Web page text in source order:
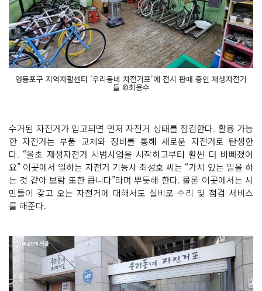
영등포구 지역자활센터 '우리동네 자전거포'에 전시 판매 중인 재생자전거
들 ©최용수
수거된 자전거가 입고되면 먼저 자전거 상태를 점검한다. 활용 가능
한 자전거는 부품 교체와 정비를 통해 새로운 자전거로 탄생한
다. “올초 재생자전거 시범사업을 시작하고부터 훨씬 더 바빠졌어
요” 이곳에서 일하는 자전거 기능사 최성호 씨는 “가치 있는 일을 하
는 것 같아 보람 또한 큽니다”라며 뿌듯해 한다. 물론 이곳에서는 시
민들이 갖고 오는 자전거에 대해서도 실비로 수리 및 점검 서비스
를 해준다.